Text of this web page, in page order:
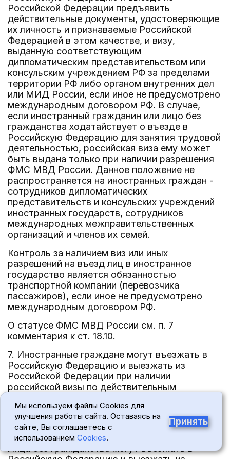
Российской Федерации предъявить
действительные документы, удостоверяющие
их личность и признаваемые Российской
Федерацией в этом качестве, и визу,
выданную соответствующим
дипломатическим представительством или
консульским учреждением РФ за пределами
территории РФ либо органом внутренних дел
или МИД России, если иное не предусмотрено
международным договором РФ. В случае,
если иностранный гражданин или лицо без
гражданства ходатайствует о въезде в
Российскую Федерацию для занятия трудовой
деятельностью, российская виза ему может
быть выдана только при наличии разрешения
ФМС МВД России. Данное положение не
распространяется на иностранных граждан -
сотрудников дипломатических
представительств и консульских учреждений
иностранных государств, сотрудников
международных межправительственных
организаций и членов их семей.
Контроль за наличием виз или иных
разрешений на въезд лиц в иностранное
государство является обязанностью
транспортной компании (перевозчика
пассажиров), если иное не предусмотрено
международным договором РФ.
О статусе ФМС МВД России см. п. 7
комментария к ст. 18.10.
7. Иностранные граждане могут въезжать в
Российскую Федерацию и выезжать из
Российской Федерации при наличии
российской визы по действительным
признаваемым Российской Федерацией в этом
качестве, если иное не предусмотрено
международными договорами РФ.
Лица без гражданства могут въезжать в
Мы используем файлы Cookies для
улучшения работы сайта. Оставаясь на
сайте, Вы соглашаетесь с
использованием Cookies.
Принять